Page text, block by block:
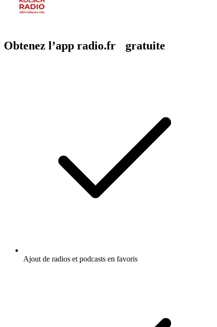
Obtenez l’app radio.fr gratuite
Ajout de radios et podcasts en favoris